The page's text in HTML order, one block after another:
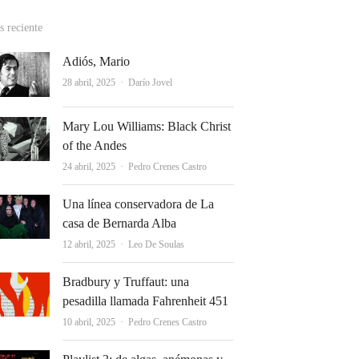
reciente
Adiós, Mario
28 abril, 2025 Autor
Darío Jovel
Mary Lou Williams: Black Christ
of the Andes
24 abril, 2025 Autor
Pedro Crenes Castro
Una línea conservadora de La
casa de Bernarda Alba
12 abril, 2025 Autor
Leo De Soulas
Bradbury y Truffaut: una
pesadilla llamada Fahrenheit 451
10 abril, 2025 Autor
Pedro Crenes Castro